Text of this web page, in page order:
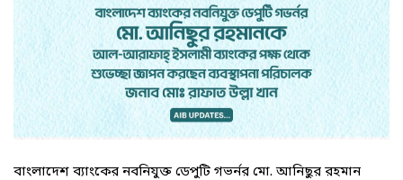
বাংলাদেশ ব্যাংকের নবনিযুক্ত ডেপুটি গভর্নর মো. আনিছুর রহমান